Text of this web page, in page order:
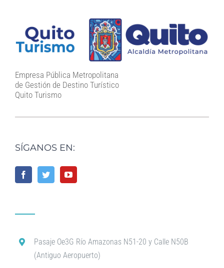
Empresa Pública Metropolitana
de Gestión de Destino Turístico
Quito Turismo
SÍGANOS EN:
Pasaje Oe3G Río Amazonas N51-20 y Calle N50B
(Antiguo Aeropuerto)